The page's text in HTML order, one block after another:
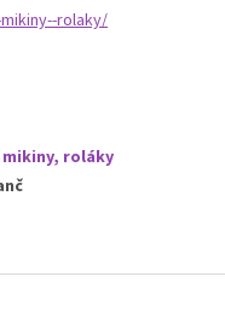
rolaky/
roláky